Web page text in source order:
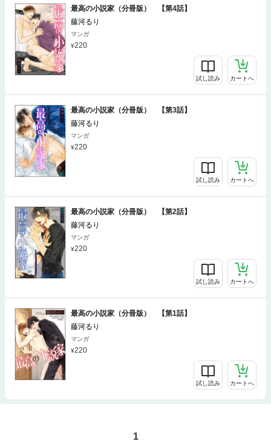
最高の小説家（分冊版） 【第4話】
藤河るり
マンガ
220
試し読み カートへ
最高の小説家（分冊版） 【第3話】
藤河るり
マンガ
220
試し読み カートへ
最高の小説家（分冊版） 【第2話】
藤河るり
マンガ
220
試し読み カートへ
最高の小説家（分冊版） 【第1話】
藤河るり
マンガ
220
試し読み カートへ
1